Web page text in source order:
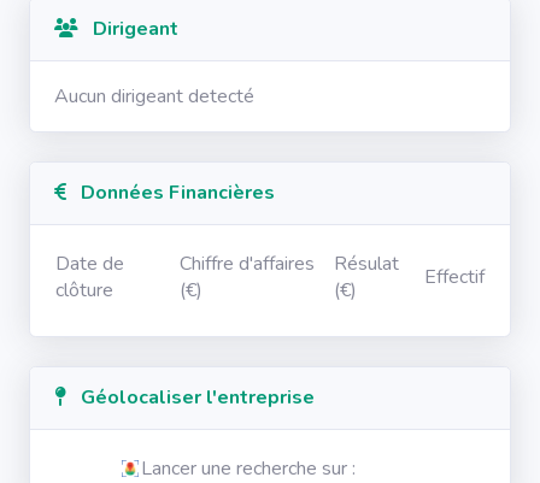
Dirigeant
Aucun dirigeant detecté
Données Financières
Date de
clôture
Chiffre d'affaires
(€)
Résulat
(€)
Effectif
Géolocaliser l'entreprise
Lancer une recherche sur :